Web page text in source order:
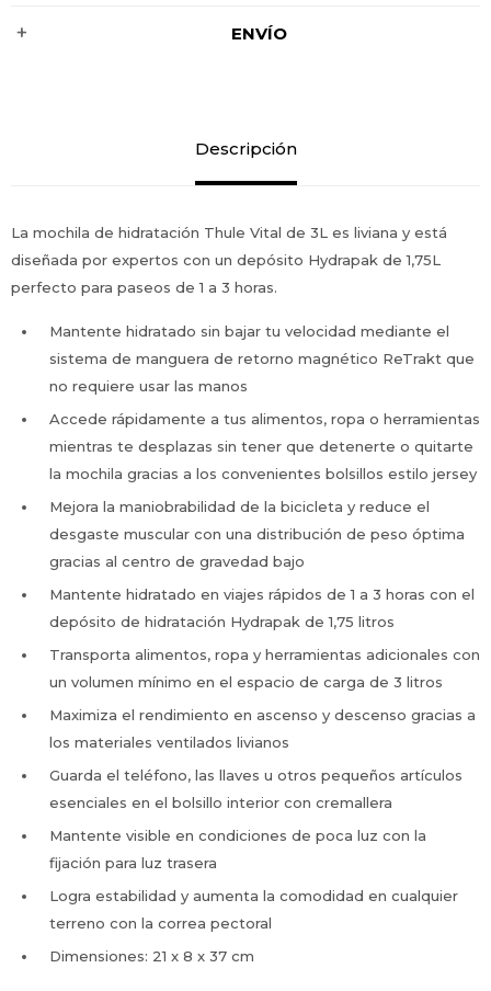
ENVÍO
Descripción
La mochila de hidratación Thule Vital de 3L es liviana y está
diseñada por expertos con un depósito Hydrapak de 1,75L
perfecto para paseos de 1 a 3 horas.
Mantente hidratado sin bajar tu velocidad mediante el
sistema de manguera de retorno magnético ReTrakt que
no requiere usar las manos
Accede rápidamente a tus alimentos, ropa o herramientas
mientras te desplazas sin tener que detenerte o quitarte
la mochila gracias a los convenientes bolsillos estilo jersey
Mejora la maniobrabilidad de la bicicleta y reduce el
desgaste muscular con una distribución de peso óptima
gracias al centro de gravedad bajo
Mantente hidratado en viajes rápidos de 1 a 3 horas con el
depósito de hidratación Hydrapak de 1,75 litros
Transporta alimentos, ropa y herramientas adicionales con
un volumen mínimo en el espacio de carga de 3 litros
Maximiza el rendimiento en ascenso y descenso gracias a
los materiales ventilados livianos
Guarda el teléfono, las llaves u otros pequeños artículos
esenciales en el bolsillo interior con cremallera
Mantente visible en condiciones de poca luz con la
fijación para luz trasera
Logra estabilidad y aumenta la comodidad en cualquier
terreno con la correa pectoral
Dimensiones: 21 x 8 x 37 cm